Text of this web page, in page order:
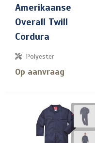
Amerikaanse
Overall Twill
Cordura
Polyester
Op aanvraag